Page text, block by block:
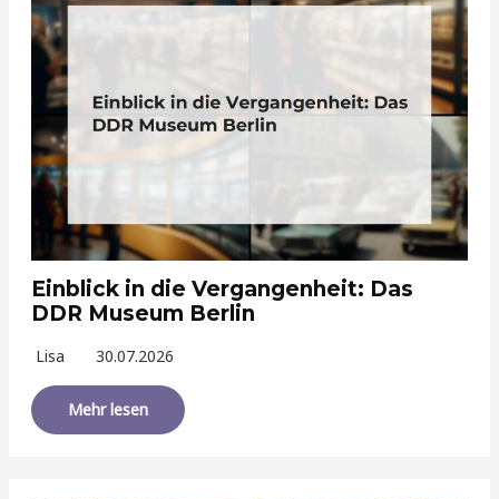
Einblick in die Vergangenheit: Das
DDR Museum Berlin
Lisa 30.07.2026
Mehr lesen